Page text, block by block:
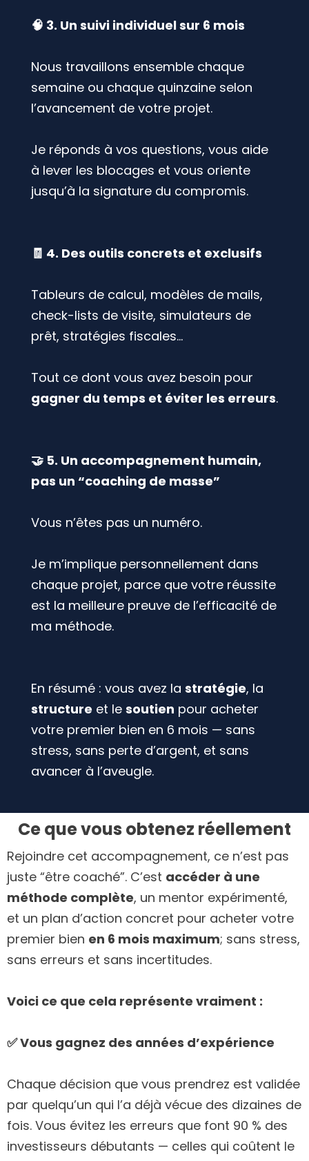
🧠 3. Un suivi individuel sur 6 mois
Nous travaillons ensemble chaque
semaine ou chaque quinzaine selon
l’avancement de votre projet.
Je réponds à vos questions, vous aide
à lever les blocages et vous oriente
jusqu’à la signature du compromis.
🧾 4. Des outils concrets et exclusifs
Tableurs de calcul, modèles de mails,
check-lists de visite, simulateurs de
prêt, stratégies fiscales…
Tout ce dont vous avez besoin pour
gagner du temps et éviter les erreurs.
🤝 5. Un accompagnement humain,
pas un “coaching de masse”
Vous n’êtes pas un numéro.
Je m’implique personnellement dans
chaque projet, parce que votre réussite
est la meilleure preuve de l’efficacité de
ma méthode.
En résumé : vous avez la stratégie, la
structure et le soutien pour acheter
votre premier bien en 6 mois — sans
stress, sans perte d’argent, et sans
avancer à l’aveugle.
Ce que vous obtenez réellement
Rejoindre cet accompagnement, ce n’est pas
juste “être coaché”. C’est accéder à une
méthode complète, un mentor expérimenté,
et un plan d’action concret pour acheter votre
premier bien en 6 mois maximum; sans stress,
sans erreurs et sans incertitudes.
Voici ce que cela représente vraiment :
✅ Vous gagnez des années d’expérience
Chaque décision que vous prendrez est validée
par quelqu’un qui l’a déjà vécue des dizaines de
fois. Vous évitez les erreurs que font 90 % des
investisseurs débutants — celles qui coûtent le